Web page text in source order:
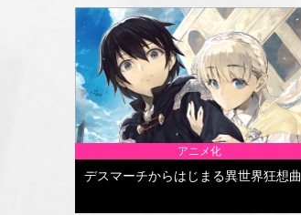
アニメ化
デスマーチからはじまる異世界狂想曲